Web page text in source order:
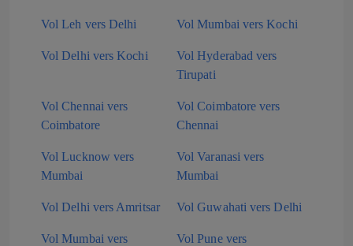
Vol Leh vers Delhi Vol Mumbai vers Kochi
Vol Delhi vers Kochi
Vol Hyderabad vers
Tirupati
Vol Chennai vers
Coimbatore
Vol Coimbatore vers
Chennai
Vol Lucknow vers
Mumbai
Vol Varanasi vers
Mumbai
Vol Delhi vers Amritsar Vol Guwahati vers Delhi
Vol Mumbai vers
Vol Pune vers